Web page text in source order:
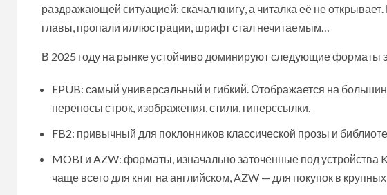
раздражающей ситуацией: скачал книгу, а читалка её не
главы, пропали иллюстрации, шрифт стал нечитаемым…
В 2025 году на рынке устойчиво доминируют следующие форматы
EPUB: самый универсальный и гибкий. Отображается на
переносы строк, изображения, стили, гиперссылки.
FB2: привычный для поклонников классической прозы и
MOBI и AZW: форматы, изначально заточенные под устройства
чаще всего для книг на английском, AZW — для покупок в